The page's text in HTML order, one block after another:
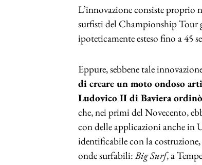
L’innovazione consiste proprio
surfisti del Championship Tour
ipoteticamente esteso fino a 45
Eppure, sebbene tale
di creare un moto ondoso
Ludovico II di Baviera
che, nei primi del Novecento,
con delle applicazioni anche in
identificabile con la
onde surfabili:Big Surf, a